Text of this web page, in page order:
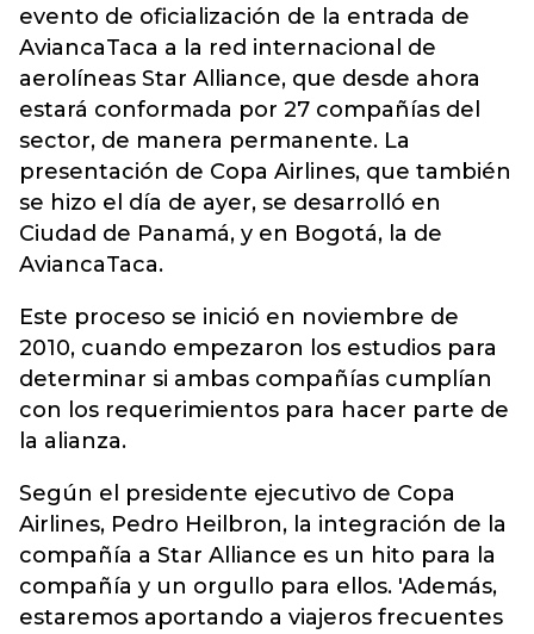
evento de oficialización de la entrada de
AviancaTaca a la red internacional de
aerolíneas Star Alliance, que desde ahora
estará conformada por 27 compañías del
sector, de manera permanente. La
presentación de Copa Airlines, que también
se hizo el día de ayer, se desarrolló en
Ciudad de Panamá, y en Bogotá, la de
AviancaTaca.
Este proceso se inició en noviembre de
2010, cuando empezaron los estudios para
determinar si ambas compañías cumplían
con los requerimientos para hacer parte de
la alianza.
Según el presidente ejecutivo de Copa
Airlines, Pedro Heilbron, la integración de la
compañía a Star Alliance es un hito para la
compañía y un orgullo para ellos. 'Además,
estaremos aportando a viajeros frecuentes